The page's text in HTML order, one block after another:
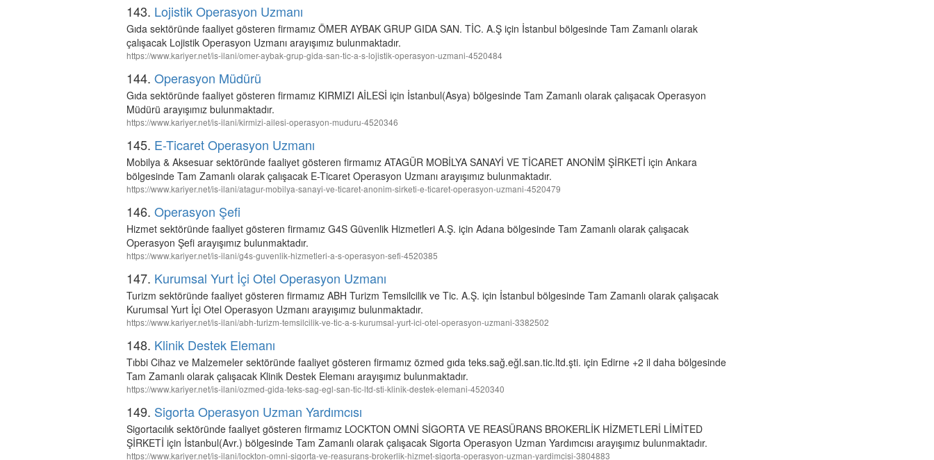
143. Lojistik Operasyon Uzmanı
Gıda sektöründe faaliyet gösteren firmamız ÖMER AYBAK GRUP GIDA SAN. TİC. A.Ş için İstanbul bölgesinde Tam Zamanlı olarak
çalışacak Lojistik Operasyon Uzmanı arayışımız bulunmaktadır.
https://www.kariyer.net/is-ilani/omer-aybak-grup-gida-san-tic-a-s-lojistik-operasyon-uzmani-4520484
144. Operasyon Müdürü
Gıda sektöründe faaliyet gösteren firmamız KIRMIZI AİLESİ için İstanbul(Asya) bölgesinde Tam Zamanlı olarak çalışacak Operasyon
Müdürü arayışımız bulunmaktadır.
https://www.kariyer.net/is-ilani/kirmizi-ailesi-operasyon-muduru-4520346
145. E-Ticaret Operasyon Uzmanı
Mobilya & Aksesuar sektöründe faaliyet gösteren firmamız ATAGÜR MOBİLYA SANAYİ VE TİCARET ANONİM ŞİRKETİ için Ankara
bölgesinde Tam Zamanlı olarak çalışacak E-Ticaret Operasyon Uzmanı arayışımız bulunmaktadır.
https://www.kariyer.net/is-ilani/atagur-mobilya-sanayi-ve-ticaret-anonim-sirketi-e-ticaret-operasyon-uzmani-4520479
146. Operasyon Şefi
Hizmet sektöründe faaliyet gösteren firmamız G4S Güvenlik Hizmetleri A.Ş. için Adana bölgesinde Tam Zamanlı olarak çalışacak
Operasyon Şefi arayışımız bulunmaktadır.
https://www.kariyer.net/is-ilani/g4s-guvenlik-hizmetleri-a-s-operasyon-sefi-4520385
147. Kurumsal Yurt İçi Otel Operasyon Uzmanı
Turizm sektöründe faaliyet gösteren firmamız ABH Turizm Temsilcilik ve Tic. A.Ş. için İstanbul bölgesinde Tam Zamanlı olarak çalışacak
Kurumsal Yurt İçi Otel Operasyon Uzmanı arayışımız bulunmaktadır.
https://www.kariyer.net/is-ilani/abh-turizm-temsilcilik-ve-tic-a-s-kurumsal-yurt-ici-otel-operasyon-uzmani-3382502
148. Klinik Destek Elemanı
Tıbbi Cihaz ve Malzemeler sektöründe faaliyet gösteren firmamız özmed gıda teks.sağ.eğl.san.tic.ltd.şti. için Edirne +2 il daha bölgesinde
Tam Zamanlı olarak çalışacak Klinik Destek Elemanı arayışımız bulunmaktadır.
https://www.kariyer.net/is-ilani/ozmed-gida-teks-sag-egl-san-tic-ltd-sti-klinik-destek-elemani-4520340
149. Sigorta Operasyon Uzman Yardımcısı
Sigortacılık sektöründe faaliyet gösteren firmamız LOCKTON OMNİ SİGORTA VE REASÜRANS BROKERLİK HİZMETLERİ LİMİTED
ŞİRKETİ için İstanbul(Avr.) bölgesinde Tam Zamanlı olarak çalışacak Sigorta Operasyon Uzman Yardımcısı arayışımız bulunmaktadır.
https://www.kariyer.net/is-ilani/lockton-omni-sigorta-ve-reasurans-brokerlik-hizmet-sigorta-operasyon-uzman-yardimcisi-3804883